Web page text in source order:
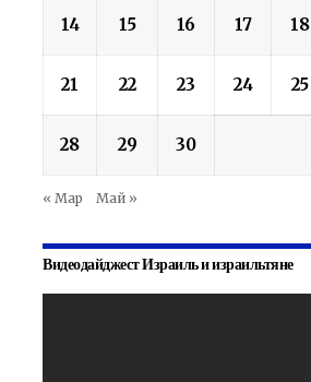
14 15 16 17 18
21 22 23 24 25
28 29 30
« Мар Май »
Видеодайджест Израиль и израильтяне